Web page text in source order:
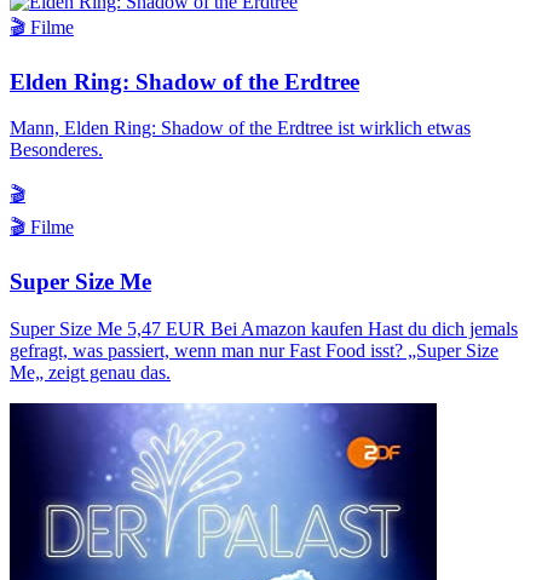
🎬 Filme
Elden Ring: Shadow of the Erdtree
Mann, Elden Ring: Shadow of the Erdtree ist wirklich etwas
Besonderes.
🎬
🎬 Filme
Super Size Me
Super Size Me 5,47 EUR Bei Amazon kaufen Hast du dich jemals
gefragt, was passiert, wenn man nur Fast Food isst? „Super Size
Me„ zeigt genau das.